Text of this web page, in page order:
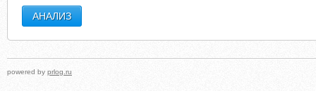
powered by prlog.ru